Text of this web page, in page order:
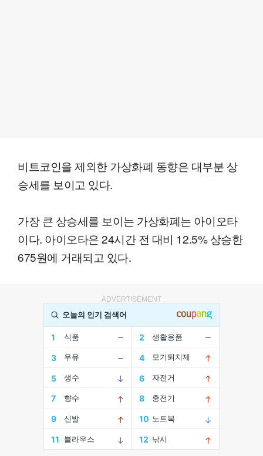
비트코인을 제외한 가상화폐 동향은 대부분 상
승세를 보이고 있다.
가장 큰 상승세를 보이는 가상화폐는 아이오타
이다. 아이오타은 24시간 전 대비 12.5% 상승한
675원에 거래되고 있다.
ADVERTISEMENT